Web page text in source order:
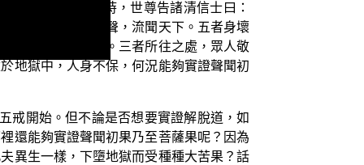
在右面坐。爾時，世尊告諸清信士曰：
敬。四者醜名惡聲，流聞天下。五者身壞
財產，增益無損。三者所往之處，眾人敬
地獄中，人身不保，何況能夠實證聲聞初
戒開始。但不論是否想要實證解脫道，如
還能夠實證聲聞初果乃至菩薩果呢？因為
異生一樣，下墮地獄而受種種大苦果？話